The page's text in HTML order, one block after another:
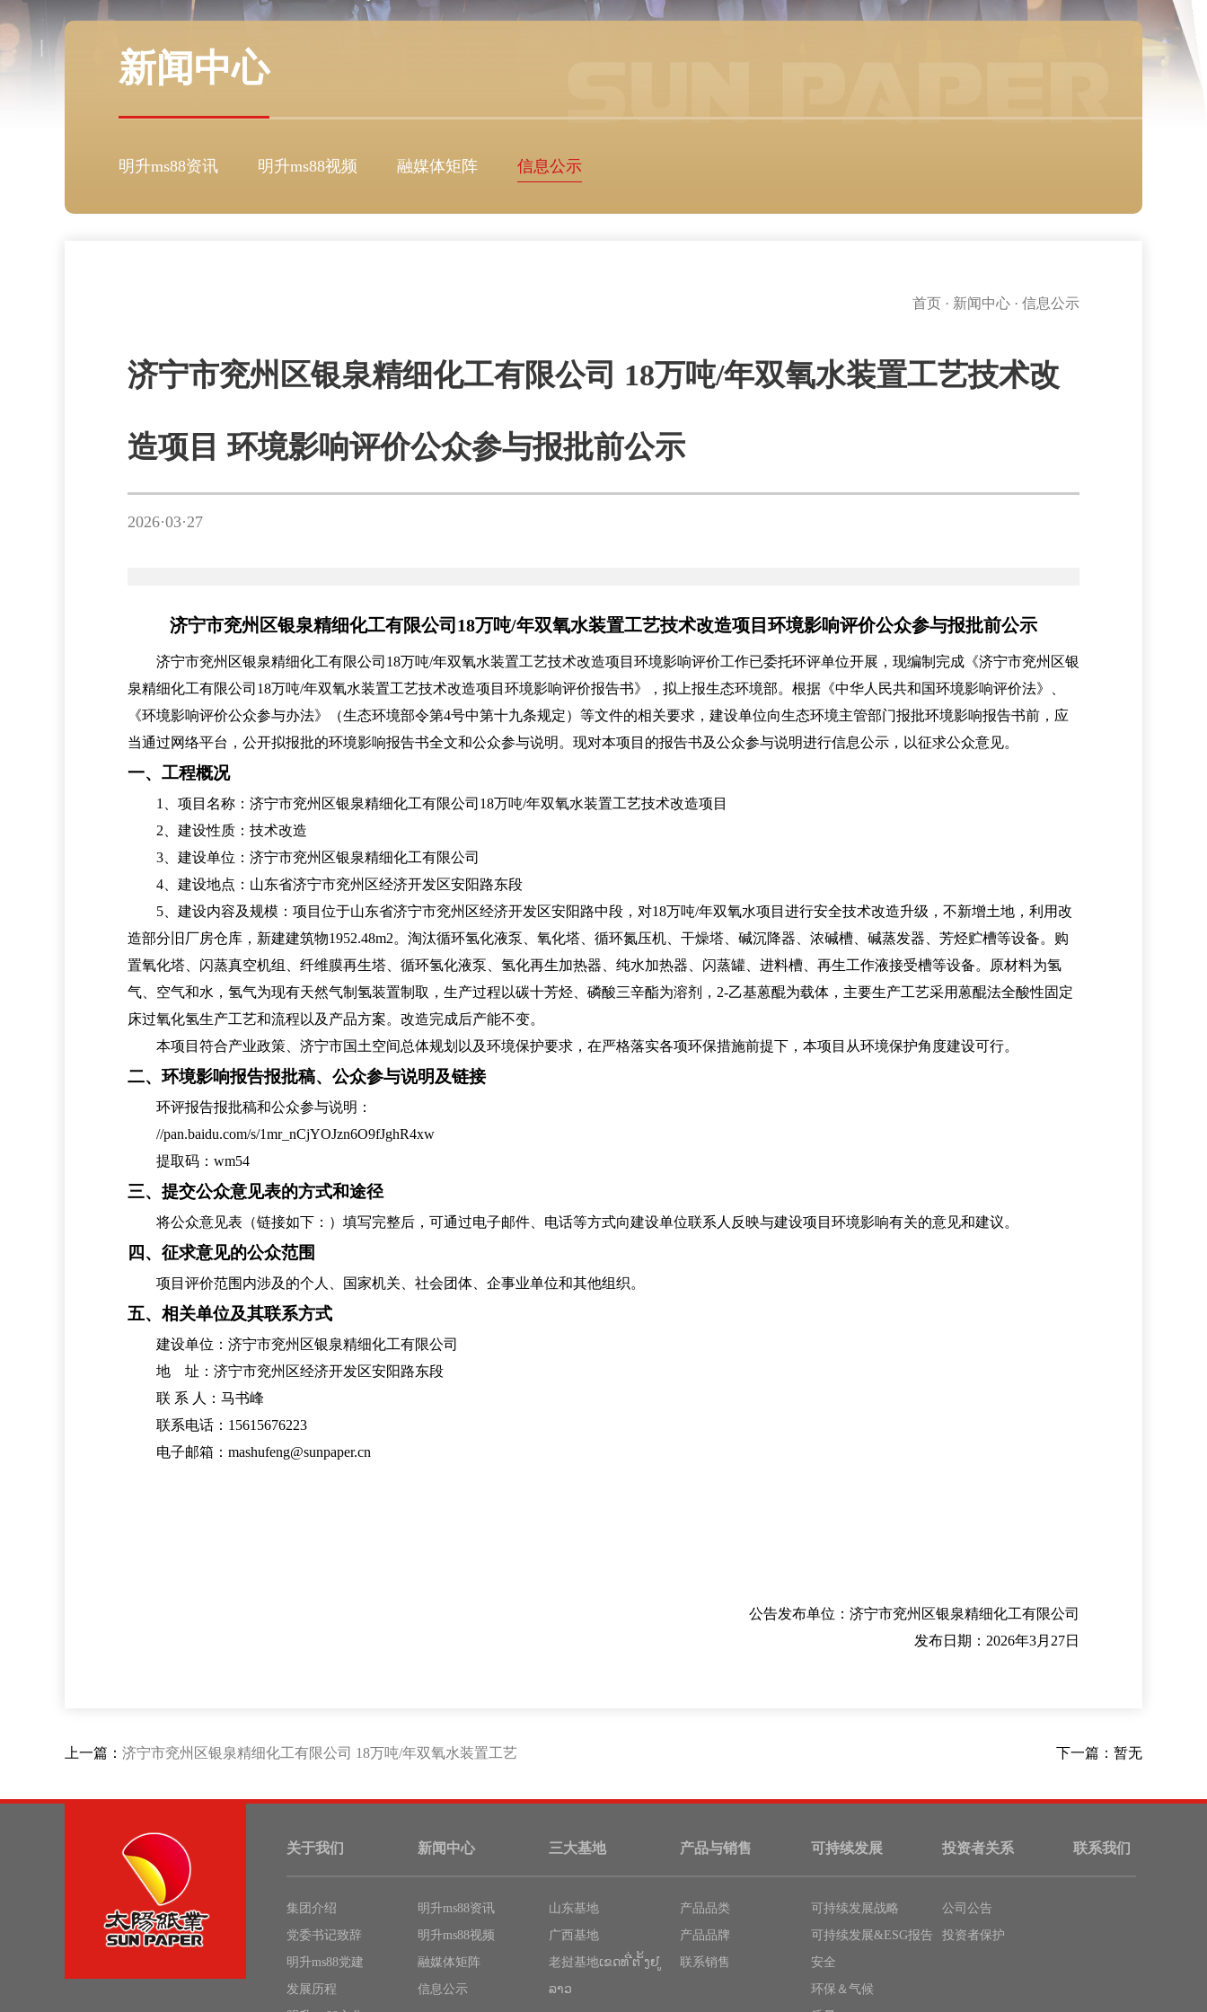
新闻中心
明升ms88资讯 明升ms88视频 融媒体矩阵 信息公示
首页 · 新闻中心 · 信息公示
济宁市兖州区银泉精细化工有限公司 18万吨/年双氧水装置工艺技术改
造项目 环境影响评价公众参与报批前公示
2026·03·27
济宁市兖州区银泉精细化工有限公司18万吨/年双氧水装置工艺技术改造项目环境影响评价公众参与报批前公示
济宁市兖州区银泉精细化工有限公司18万吨/年双氧水装置工艺技术改造项目环境影响评价工作已委托环评单位开展，现编制完成《济宁市兖州区银
泉精细化工有限公司18万吨/年双氧水装置工艺技术改造项目环境影响评价报告书》，拟上报生态环境部。根据《中华人民共和国环境影响评价法》、
《环境影响评价公众参与办法》（生态环境部令第4号中第十九条规定）等文件的相关要求，建设单位向生态环境主管部门报批环境影响报告书前，应
当通过网络平台，公开拟报批的环境影响报告书全文和公众参与说明。现对本项目的报告书及公众参与说明进行信息公示，以征求公众意见。
一、工程概况
1 、项目名称：济宁市兖州区银泉精细化工有限公司 18万吨/年双氧水装置工艺技术改造项目
2 、建设性质：技术改造
3 、建设单位：济宁市兖州区银泉精细化工有限公司
4 、建设地点：山东省济宁市兖州区经济开发区安阳路东段
5、建设内容及规模：项目位于山东省济宁市兖州区经济开发区安阳路中段，对18万吨/年双氧水项目进行安全技术改造升级，不新增土地，利用改
造部分旧厂房仓库，新建建筑物1952.48m2。淘汰循环氢化液泵、氧化塔、循环氮压机、干燥塔、碱沉降器、浓碱槽、碱蒸发器、芳烃贮槽等设备。购
置氧化塔、闪蒸真空机组、纤维膜再生塔、循环氢化液泵、氢化再生加热器、纯水加热器、闪蒸罐、进料槽、再生工作液接受槽等设备。原材料为氢
气、空气和水，氢气为现有天然气制氢装置制取，生产过程以碳十芳烃、磷酸三辛酯为溶剂，2-乙基蒽醌为载体，主要生产工艺采用蒽醌法全酸性固定
床过氧化氢生产工艺和流程以及产品方案。改造完成后产能不变。
本项目符合产业政策、济宁市国土空间总体规划以及环境保护要求，在严格落实各项环保措施前提下，本项目从环境保护角度建设可行。
二、环境影响报告报批稿、公众参与说明及链接
环评报告报批稿和公众参与说明：
//pan.baidu.com/s/1mr_nCjYOJzn6O9fJghR4xw
提取码： wm54
三、提交公众意见表的方式和途径
将公众意见表（链接如下： ）填写完整后，可通过电子邮件、电话等方式向建设单位联系人反映与建设项目环境影响有关的意见和建议。
四、征求意见的公众范围
项目评价范围内涉及的个人、国家机关、社会团体、企事业单位和其他组织。
五、相关单位及其联系方式
建设单位：济宁市兖州区银泉精细化工有限公司
地
址：济宁市兖州区经济开发区安阳路东段
联 系 人：马书峰
联系电话： 15615676223
电子邮箱： mashufeng@sunpaper.cn
公告发布单位： 济宁市兖州区银泉精细化工有限公司
发布日期 ： 2026年3月 27日
上一篇： 济宁市兖州区银泉精细化工有限公司 18万吨/年双氧水装置工艺 下一篇： 暂无
关于我们
集团介绍
党委书记致辞
明升ms88党建
发展历程
新闻中心
明升ms88资讯
明升ms88视频
融媒体矩阵
信息公示
三大基地
山东基地
广西基地
老挝基地ເຂດທ ີ່ຕ ັ້ງຢ ູ່
ລາວ
产品与销售
产品品类
产品品牌
联系销售
可持续发展
可持续发展战略
可持续发展&ESG报告
安全
环保＆气候
投资者关系
公司公告
投资者保护
联系我们